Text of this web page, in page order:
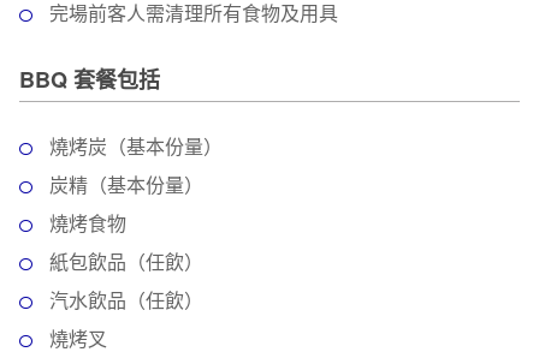
完場前客人需清理所有食物及用具
BBQ 套餐包括
燒烤炭（基本份量）
炭精（基本份量）
燒烤食物
紙包飲品（任飲）
汽水飲品（任飲）
燒烤叉